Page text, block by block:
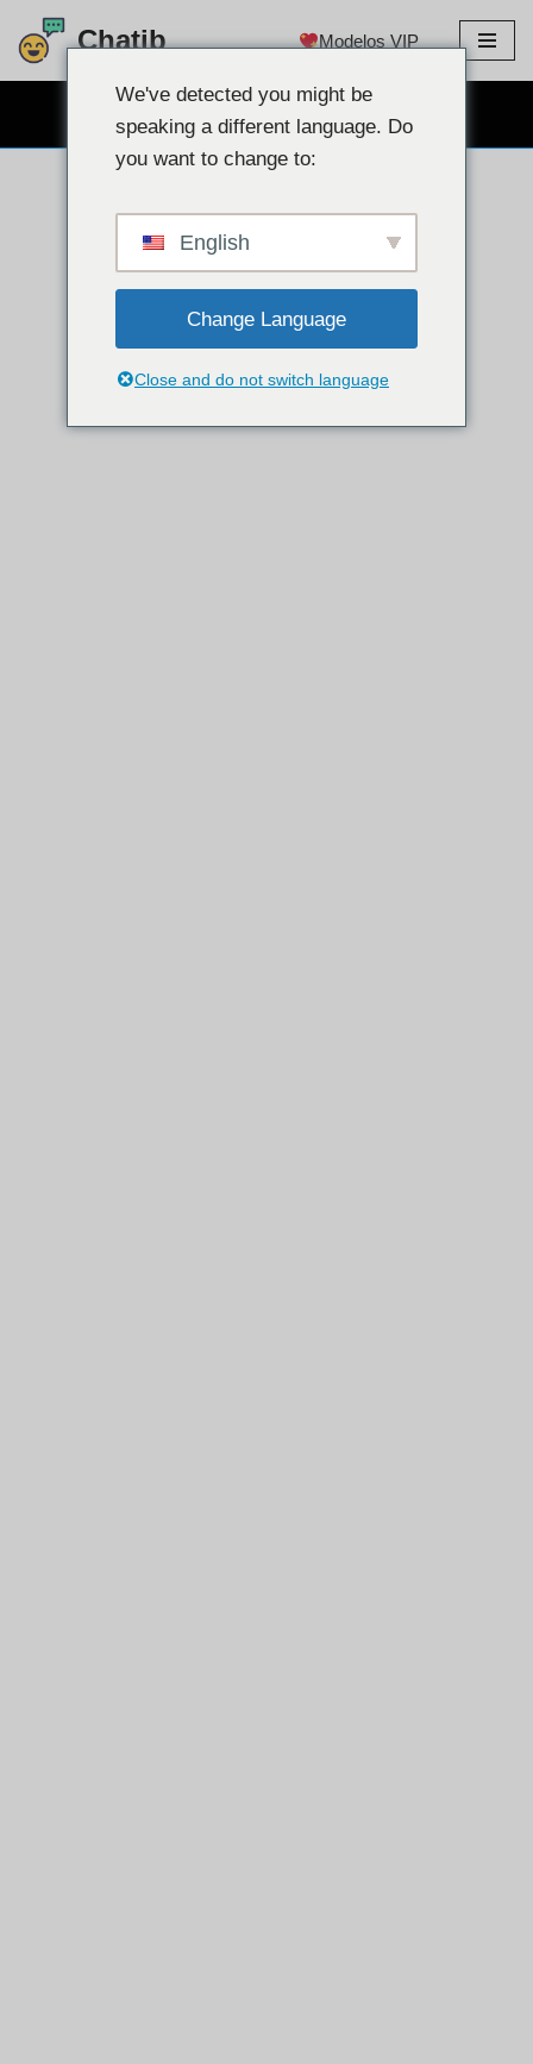
Ir
conteúdo
Chatib Modelos VIP
We've detected you might be
speaking a different language. Do
you want to change to:
English
Change Language
Close and do not switch language